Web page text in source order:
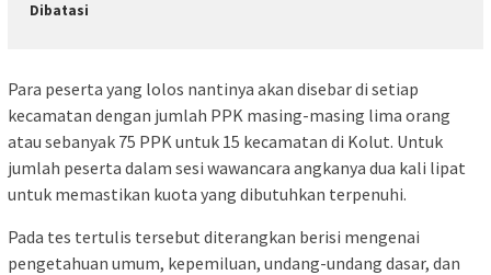
Dibatasi
Para peserta yang lolos nantinya akan disebar di setiap
kecamatan dengan jumlah PPK masing-masing lima orang
atau sebanyak 75 PPK untuk 15 kecamatan di Kolut. Untuk
jumlah peserta dalam sesi wawancara angkanya dua kali lipat
untuk memastikan kuota yang dibutuhkan terpenuhi.
Pada tes tertulis tersebut diterangkan berisi mengenai
pengetahuan umum, kepemiluan, undang-undang dasar, dan